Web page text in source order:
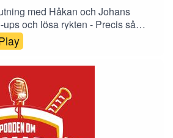
med Håkan och Johans
ups och lösa rykten - Precis så
vara!